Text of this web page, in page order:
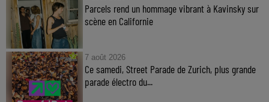
Parcels rend un hommage vibrant à Kavinsky sur
scène en Californie
7 août 2026
Ce samedi, Street Parade de Zurich, plus grande
parade électro du...